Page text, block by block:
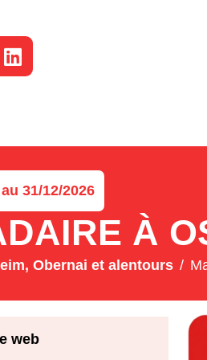
31/12/2026
À
Obernai et alentours
web